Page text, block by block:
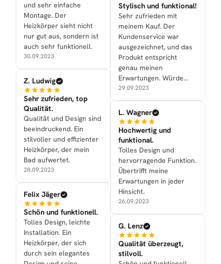
und sehr einfache
Montage. Der
Heizkörper sieht nicht
nur gut aus, sondern ist
auch sehr funktionell.
30.09.2023
Z. Ludwig
Sehr zufrieden, top
Qualität.
Qualität und Design sind
beeindruckend. Ein
stilvoller und effizienter
Heizkörper, der mein
Bad aufwertet.
28.09.2023
Felix Jäger
Schön und funktionell.
Tolles Design, leichte
Installation. Ein
Heizkörper, der sich
durch sein elegantes
Stylisch und funktional!
Sehr zufrieden mit
meinem Kauf. Der
Kundenservice war
ausgezeichnet, und das
Produkt entspricht
genau meinen
Erwartungen. Würde
definitiv
weiterempfehlen.
29.09.2023
L. Wagner
Hochwertig und
funktional.
Tolles Design und
hervorragende Funktion.
Übertrifft meine
Erwartungen in jeder
Hinsicht.
26.09.2023
G. Lenz
Qualität überzeugt,
stilvoll.